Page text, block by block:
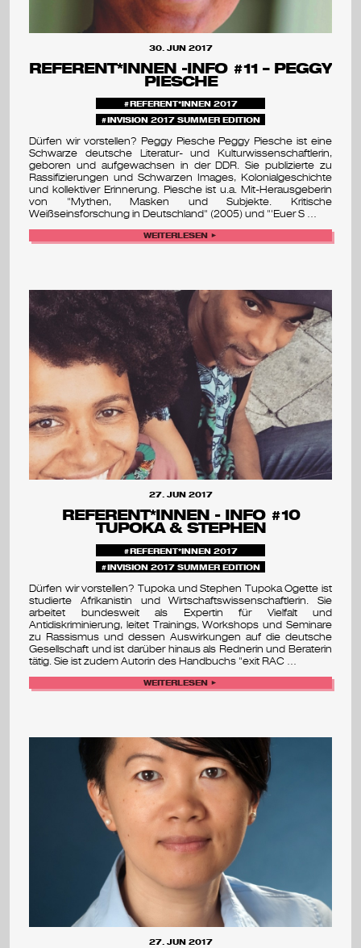
s
e
m
i
n
a
r
&
f
t
i
l
30. JUN 2017
REFERENT*INNEN -INFO #11 – PEGGY
PIESCHE
REFERENT*INNEN 2017
INVISION 2017 SUMMER EDITION
Dürfen wir vorstellen? Peggy Piesche Peggy Piesche ist eine
Schwarze deutsche Literatur- und Kulturwissenschaftlerin,
geboren und aufgewachsen in der DDR. Sie publizierte zu
Rassifizierungen und Schwarzen Images, Kolonialgeschichte
und kollektiver Erinnerung. Piesche ist u.a. Mit-Herausgeberin
von "Mythen, Masken und Subjekte. Kritische
Weißseinsforschung in Deutschland" (2005) und "'Euer S …
WEITERLESEN ►
27. JUN 2017
REFERENT*INNEN - INFO #10
TUPOKA & STEPHEN
REFERENT*INNEN 2017
INVISION 2017 SUMMER EDITION
Dürfen wir vorstellen? Tupoka und Stephen Tupoka Ogette ist
studierte Afrikanistin und Wirtschaftswissenschaftlerin. Sie
arbeitet bundesweit als Expertin für Vielfalt und
Antidiskriminierung, leitet Trainings, Workshops und Seminare
zu Rassismus und dessen Auswirkungen auf die deutsche
Gesellschaft und ist darüber hinaus als Rednerin und Beraterin
tätig. Sie ist zudem Autorin des Handbuchs "exit RAC …
WEITERLESEN ►
27. JUN 2017